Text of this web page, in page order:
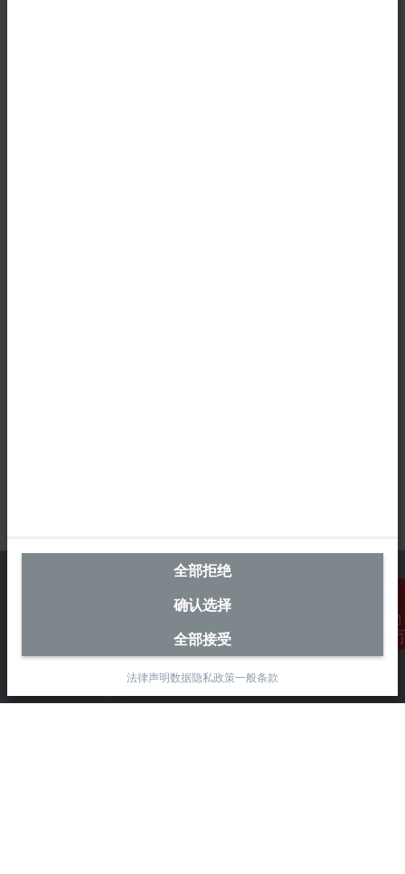
联系我们
毕孚自动化设备贸易(上海)有限公司
市北智汇园4号楼
静安区汶水路 299 弄 9-10 号
全部拒绝
确认选择
全部接受
法律声明数据隐私政策一般条款